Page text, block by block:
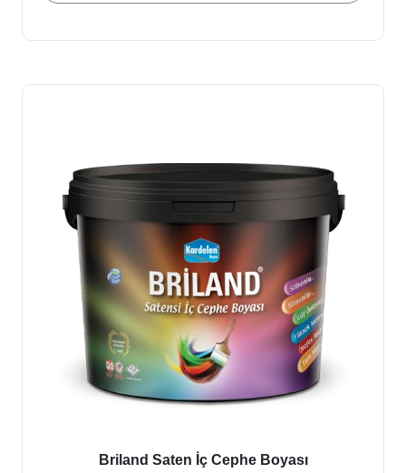
Briland Saten İç Cephe Boyası